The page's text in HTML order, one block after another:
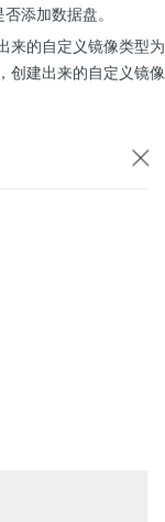
添加数据盘。
来的自定义镜像类型为
创建出来的自定义镜像